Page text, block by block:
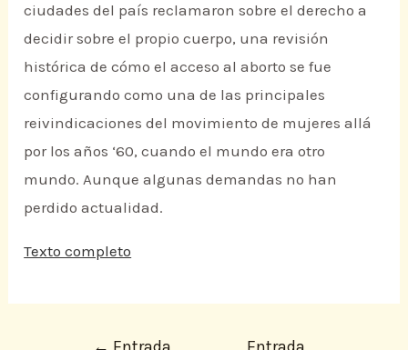
ciudades del país reclamaron sobre el derecho a
decidir sobre el propio cuerpo, una revisión
histórica de cómo el acceso al aborto se fue
configurando como una de las principales
reivindicaciones del movimiento de mujeres allá
por los años ‘60, cuando el mundo era otro
mundo. Aunque algunas demandas no han
perdido actualidad.
Texto completo